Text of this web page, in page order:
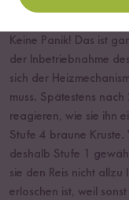
Keine Panik! Das ist
der Inbetriebnahme
sich der
muss. Spätestens
reagieren, wie sie ihn
Stufe 4 braune Kruste.
deshalb Stufe 1
sie den Reis nicht
erloschen ist, weil